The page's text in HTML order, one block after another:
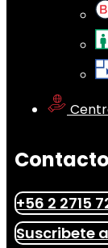
Contacto
+56 2 2715
Suscribete